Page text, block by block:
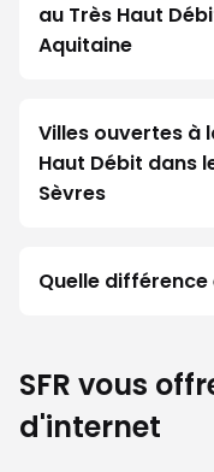
au Très Haut
Aquitaine
Villes ouvertes à
Haut Débit dans
Sèvres
Quelle différence
SFR vous
d'internet